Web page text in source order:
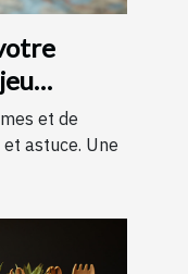
et de
astuce. Une